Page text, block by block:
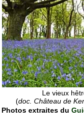
Le vieux
(doc. Château de
Photos extraites du